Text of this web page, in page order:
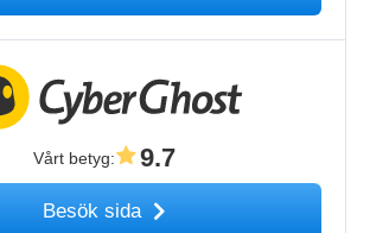
Vårt betyg: 9.7
Besök sida